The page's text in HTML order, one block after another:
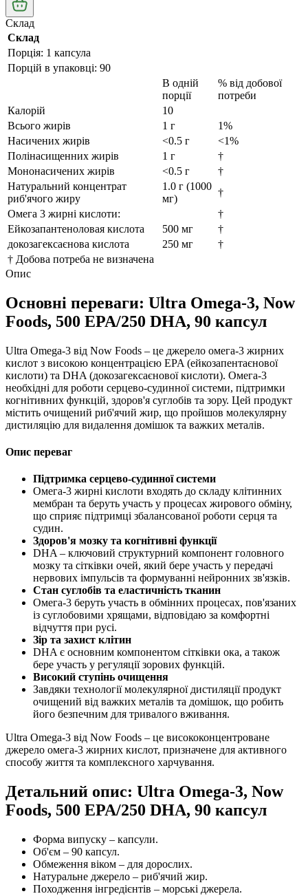
Склад
Склад
Порція: 1 капсула
Порцій в упаковці: 90
В одній
порції
% від добової
потреби
Калорій
10
Всього жирів
1 г
1%
Насичених жирів
<0.5 г
<1%
Полінасищенних жирів
1 г
†
Мононасичених жирів
<0.5 г
†
Натуральний концентрат
риб'ячого жиру
1.0 г (1000
мг)
†
Омега 3 жирні кислоти:
†
Ейкозапантеноловая кислота
500 мг
†
докозагексаєнова кислота
250 мг
†
† Добова потреба не визначена
Опис
Основні переваги: Ultra Omega-3, Now
Foods, 500 EPA/250 DHA, 90 капсул
Ultra Omega-3 від Now Foods – це джерело омега-3 жирних
кислот з високою концентрацією EPA (ейкозапентаєнової
кислоти) та DHA (докозагексаєнової кислоти). Омега-3
необхідні для роботи серцево-судинної системи, підтримки
когнітивних функцій, здоров'я суглобів та зору. Цей продукт
містить очищений риб'ячий жир, що пройшов молекулярну
дистиляцію для видалення домішок та важких металів.
Опис переваг
Підтримка серцево-судинної системи
Омега-3 жирні кислоти входять до складу клітинних
мембран та беруть участь у процесах жирового обміну,
що сприяє підтримці збалансованої роботи серця та
судин.
Здоров'я мозку та когнітивні функції
DHA – ключовий структурний компонент головного
мозку та сітківки очей, який бере участь у передачі
нервових імпульсів та формуванні нейронних зв'язків.
Стан суглобів та еластичність тканин
Омега-3 беруть участь в обмінних процесах, пов'язаних
із суглобовими хрящами, відповідаю за комфортні
відчуття при русі.
Зір та захист клітин
DHA є основним компонентом сітківки ока, а також
бере участь у регуляції зорових функцій.
Високий ступінь очищення
Завдяки технології молекулярної дистиляції продукт
очищений від важких металів та домішок, що робить
його безпечним для тривалого вживання.
Ultra Omega-3 від Now Foods – це висококонцентроване
джерело омега-3 жирних кислот, призначене для активного
способу життя та комплексного харчування.
Детальний опис: Ultra Omega-3, Now
Foods, 500 EPA/250 DHA, 90 капсул
Форма випуску – капсули.
Об'єм – 90 капсул.
Обмеження віком – для дорослих.
Натуральне джерело – риб'ячий жир.
Походження інгредієнтів – морські джерела.